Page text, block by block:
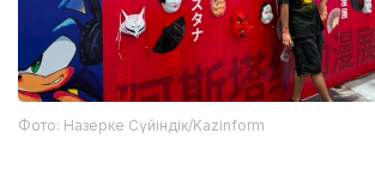
Фото: Назерке Сүйіндік/Kazinform